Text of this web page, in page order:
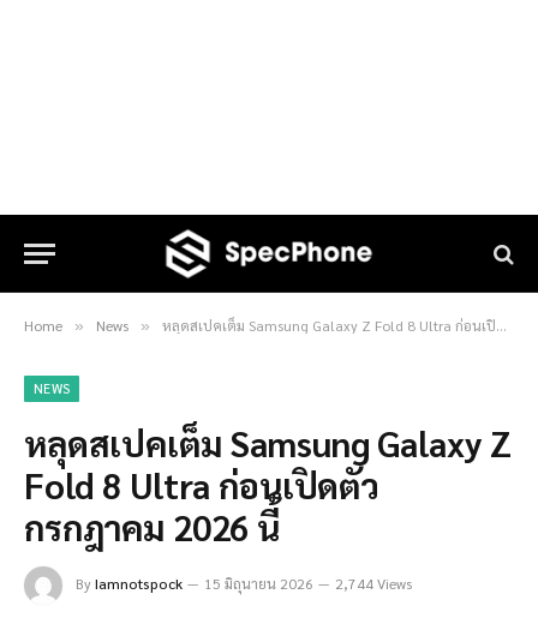
Home » News » หลุดสเปคเต็ม Samsung Galaxy Z Fold 8 Ultra ก่อนเปิดตัวกรกฎาคม 2026 นี้
NEWS
หลุดสเปคเต็ม Samsung Galaxy Z
Fold 8 Ultra ก่อนเปิดตัว
กรกฎาคม 2026 นี้
ByIamnotspock 15 มิถุนายน 2026 2,744 Views